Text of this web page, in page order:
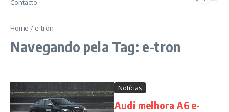
Contacto
Home / e-tron
Navegando pela Tag: e-tron
Notícias
Audi melhora A6 e-